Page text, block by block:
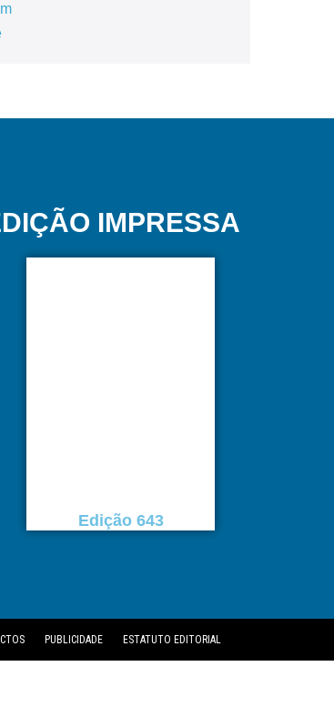
IMPRESSA
Edição 643
PUBLICIDADE ESTATUTO EDITORIAL